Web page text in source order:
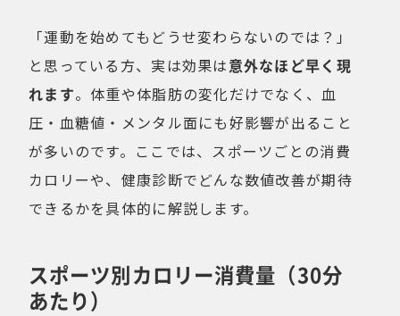
「運動を始めてもどうせ変わらないのでは？」
と思っている方、実は効果は意外なほど早く現
れます。体重や体脂肪の変化だけでなく、血
圧・血糖値・メンタル面にも好影響が出ること
が多いのです。ここでは、スポーツごとの消費
カロリーや、健康診断でどんな数値改善が期待
できるかを具体的に解説します。
スポーツ別カロリー消費量（30分
あたり）